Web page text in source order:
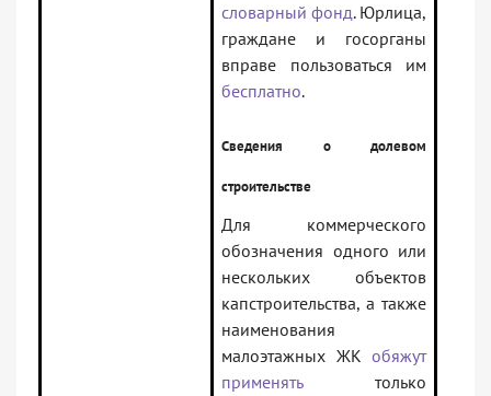
словарный фонд. Юрлица,
граждане и госорганы
вправе пользоваться им
бесплатно.
Сведения о долевом
строительстве
Для коммерческого
обозначения одного или
нескольких объектов
капстроительства, а также
наименования
малоэтажных ЖК обяжут
применятьтолько